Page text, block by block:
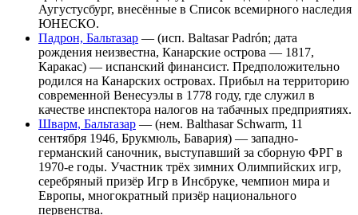
Аугустусбург, внесённые в Список всемирного наследия
ЮНЕСКО.
Падрон, Бальтазар — (исп. Baltasar Padrón; дата
рождения неизвестна, Канарские острова — 1817,
Каракас) — испанский финансист. Предположительно
родился на Канарских островах. Прибыл на территорию
современной Венесуэлы в 1778 году, где служил в
качестве инспектора налогов на табачных предприятиях.
Шварм, Бальтазар — (нем. Balthasar Schwarm, 11
сентября 1946, Брукмюль, Бавария) — западно-
германский саночник, выступавший за сборную ФРГ в
1970-е годы. Участник трёх зимних Олимпийских игр,
серебряный призёр Игр в Инсбруке, чемпион мира и
Европы, многократный призёр национального
первенства.